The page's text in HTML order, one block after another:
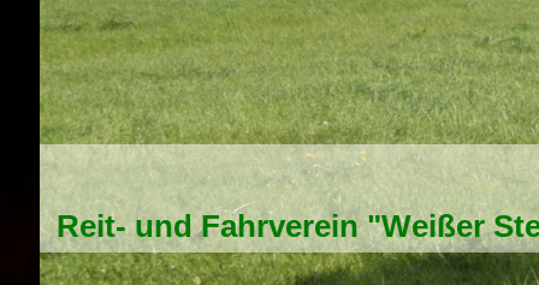
Reit- und Fahrverein "Weißer